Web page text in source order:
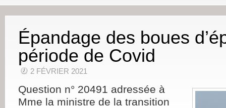
Épandage des boues
période de Covid
2 FÉVRIER 2021
Question n° 20491 adressée à
Mme la ministre de la transition